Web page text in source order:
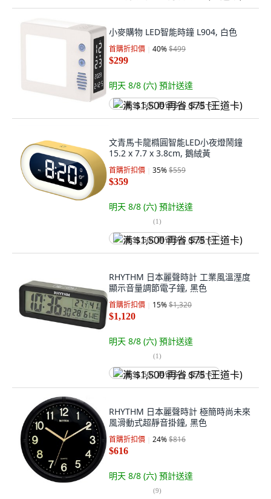
小麥購物 LED智能時鐘 L904, 白色
首購折扣價 40%$499
$299
明天 8/8 (六) 預計送達
满 $1,500 再省 $75 (王道卡)
文青馬卡龍橢圓智能LED小夜燈鬧鐘
15.2 x 7.7 x 3.8cm, 鵝絨黃
首購折扣價 35%$559
$359
明天 8/8 (六) 預計送達
(1)
满 $1,500 再省 $75 (王道卡)
RHYTHM 日本麗聲時計 工業風溫溼度
顯示音量調節電子鐘, 黑色
首購折扣價 15%$1,320
$1,120
明天 8/8 (六) 預計送達
(1)
满 $1,500 再省 $75 (王道卡)
RHYTHM 日本麗聲時計 極簡時尚未來
風滑動式超靜音掛鐘, 黑色
首購折扣價 24%$816
$616
明天 8/8 (六) 預計送達
(9)